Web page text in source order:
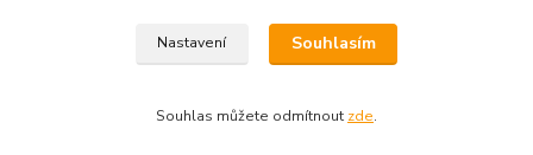
Nastavení Souhlasím
Souhlas můžete odmítnout zde.